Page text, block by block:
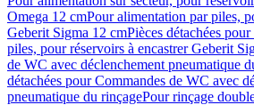
Omega 12 cmPour alimentation par piles,
Geberit Sigma 12 cmPièces détachées
piles, pour réservoirs à encastrer Geberit
de WC avec déclenchement pneumatique
détachées pour Commandes de WC avec
pneumatique du rinçagePour rinçage